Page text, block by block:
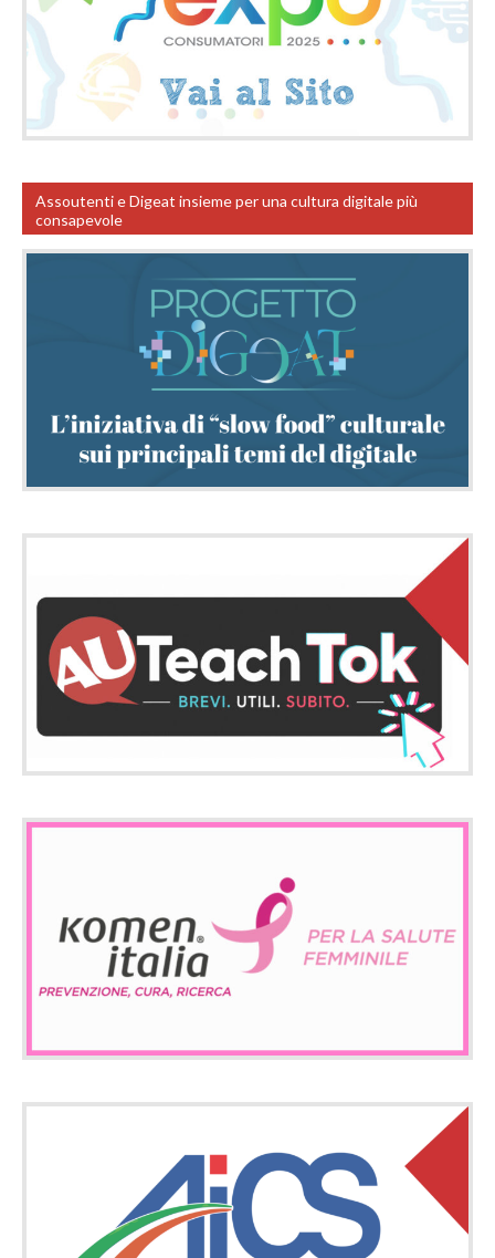
Assoutenti e Digeat insieme per una cultura digitale più
consapevole